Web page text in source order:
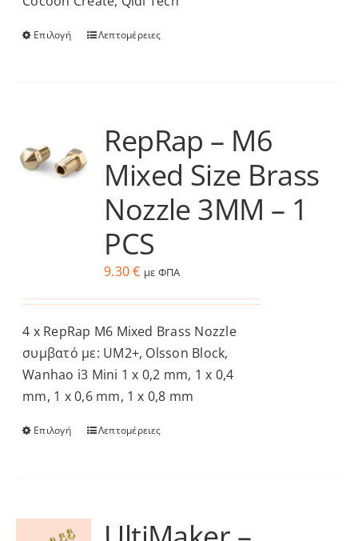
Επιλογή
Αυτό
παραλλαγές.
Οι
επιλογές
μπορούν
επιλεγούν
στη
σελίδα
προϊόντος
Λεπτομέρειες
RepRap – M6
Mixed Size Brass
Nozzle 3MM – 1
PCS
9.30€ με ΦΠΑ
4 x RepRap M6 Mixed Brass Nozzle
συμβατό με: UM2+, Olsson Block,
Wanhao i3 Mini 1 x 0,2 mm, 1 x 0,4
mm, 1 x 0,6 mm, 1 x 0,8 mm
Επιλογή
Αυτό
πολλαπλές
Λεπτομέρειες